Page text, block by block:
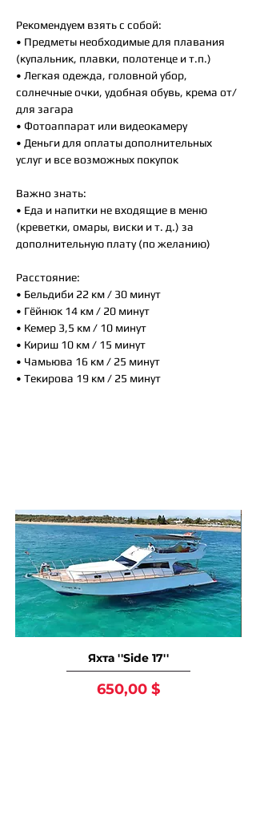
Рекомендуем взять с собой:
• Предметы необходимые для плавания
(купальник, плавки, полотенце и т.п.)
• Легкая одежда, головной убор,
солнечные очки, удобная обувь, крема от/
для загара
• Фотоаппарат или видеокамеру
• Деньги для оплаты дополнительных
услуг и все возможных покупок
Важно знать:
• Еда и напитки не входящие в меню
(креветки, омары, виски и т. д.) за
дополнительную плату (по желанию)
Расстояние:
• Бельдиби 22 км / 30 минут
• Гёйнюк 14 км / 20 минут
• Кемер 3,5 км / 10 минут
• Кириш 10 км / 15 минут
• Чамьюва 16 км / 25 минут
• Текирова 19 км / 25 минут
Яхта ''Side 17''
Цена
650,00 $